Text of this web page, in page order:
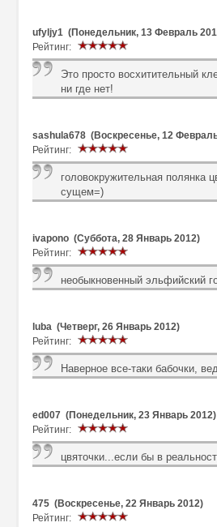
ufyljy1 (Понедельник, 13 Февраль
Рейтинг:
Это просто восхитительный
ни где нет!
sashula678 (Воскресенье, 12
Рейтинг:
головокружительная полянка
сущем=)
ivapono (Суббота, 28 Январь 2012)
Рейтинг:
необыкновенный эльфийский
luba (Четверг, 26 Январь 2012)
Рейтинг:
Наверное все-таки бабочки,
ed007 (Понедельник, 23 Январь 2012)
Рейтинг:
цвяточки...если бы в
475 (Воскресенье, 22 Январь 2012)
Рейтинг: